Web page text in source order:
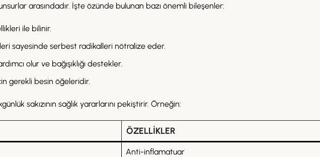
arasındadır. İşte özünde bulunan bazı önemli bileşenler:
ile bilinir.
sayesinde serbest radikalleri nötralize eder.
olur ve bağışıklığı destekler.
gerekli besin öğeleridir.
sakızının sağlık yararlarını pekiştirir. Örneğin:
ÖZELLIKLER
Anti-inflamatuar